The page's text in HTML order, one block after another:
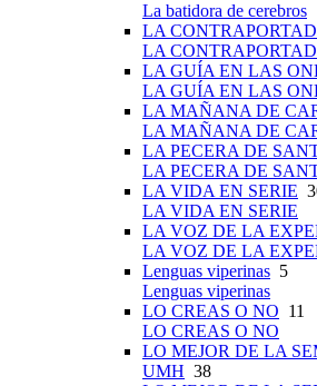
La batidora de cerebros
LA
LA
LA GUÍA EN LAS
LA GUÍA EN LAS
LA MAÑANA DE
LA MAÑANA DE
LA PECERA DE
LA PECERA DE
LA VIDA EN SERIE
LA VIDA EN SERIE
LA VOZ DE LA
LA VOZ DE LA
Lenguas viperinas 5
Lenguas viperinas
LO CREAS O NO 11
LO CREAS O NO
LO MEJOR DE LA
UMH 38